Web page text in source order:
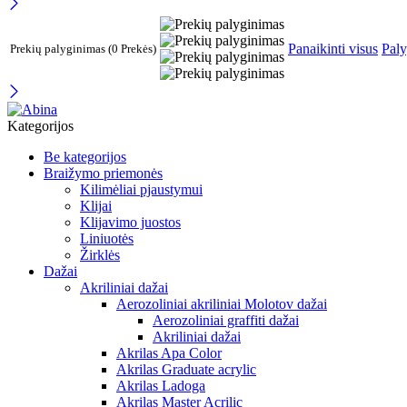
Prekių palyginimas (0 Prekės) Panaikinti visus
Kategorijos
Be kategorijos
Braižymo priemonės
Kilimėliai pjaustymui
Klijai
Klijavimo juostos
Liniuotės
Žirklės
Dažai
Akriliniai dažai
Aerozoliniai akriliniai Molotov dažai
Aerozoliniai graffiti dažai
Akriliniai dažai
Akrilas Apa Color
Akrilas Graduate acrylic
Akrilas Ladoga
Akrilas Master Acrilic